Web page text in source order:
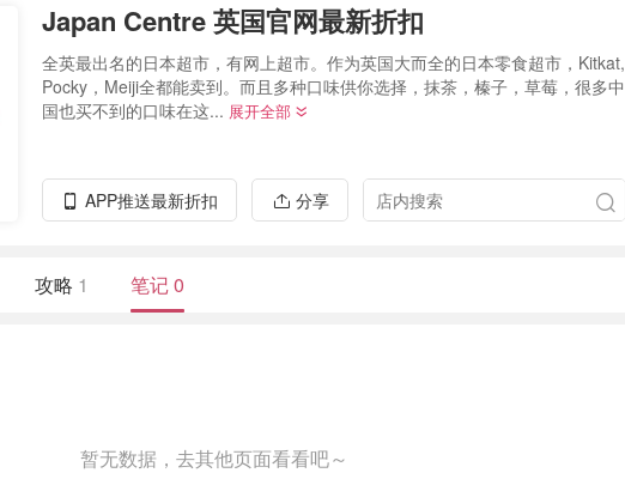
Japan Centre 英国官网最新折扣
全英最出名的日本超市，有网上超市。作为英国大而全的日本零食超市，Kitkat,
Pocky，Meiji全都能卖到。而且多种口味供你选择，抹茶，榛子，草莓，很多中
国也买不到的口味在这... 展开全部
APP推送最新折扣 分享
攻略 1 笔记0
暂无数据，去其他页面看看吧～